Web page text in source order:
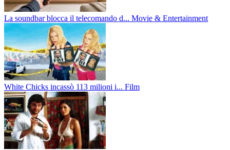
La soundbar blocca il telecomando d... Movie & Entertainment
White Chicks incassò 113 milioni i... Film